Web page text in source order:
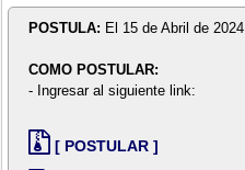
POSTULA: El 15 de Abril de 2024
COMO POSTULAR:
- Ingresar al siguiente link:
[ POSTULAR ]